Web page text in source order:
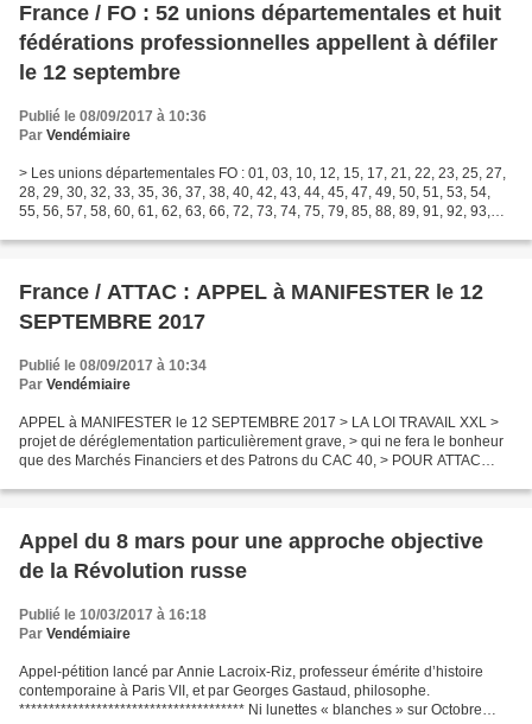
France / FO : 52 unions départementales et huit
fédérations professionnelles appellent à défiler
le 12 septembre
Publié le 08/09/2017 à 10:36
Par Vendémiaire
> Les unions départementales FO : 01, 03, 10, 12, 15, 17, 21, 22, 23, 25, 27,
28, 29, 30, 32, 33, 35, 36, 37, 38, 40, 42, 43, 44, 45, 47, 49, 50, 51, 53, 54,
55, 56, 57, 58, 60, 61, 62, 63, 66, 72, 73, 74, 75, 79, 85, 88, 89, 91, 92, 93,
France / ATTAC : APPEL à MANIFESTER le 12
SEPTEMBRE 2017
Publié le 08/09/2017 à 10:34
Par Vendémiaire
APPEL à MANIFESTER le 12 SEPTEMBRE 2017 > LA LOI TRAVAIL XXL >
projet de déréglementation particulièrement grave, > qui ne fera le bonheur
que des Marchés Financiers et des Patrons du CAC 40, > POUR ATTAC
Appel du 8 mars pour une approche objective
de la Révolution russe
Publié le 10/03/2017 à 16:18
Par Vendémiaire
Appel-pétition lancé par Annie Lacroix-Riz, professeur émérite d’histoire
contemporaine à Paris VII, et par Georges Gastaud, philosophe.
************************************** Ni lunettes « blanches » sur Octobre